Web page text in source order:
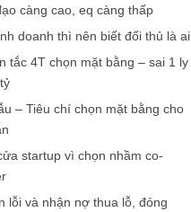
càng cao, eq càng thấp
doanh thì nên biết đối thủ là ai
tắc 4T chọn mặt bằng – sai 1 ly
– Tiêu chí chọn mặt bằng cho
startup vì chọn nhầm co-
lỗi và nhận nợ thua lỗ, đóng